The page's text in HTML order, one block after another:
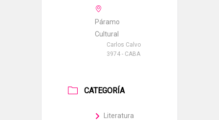
Páramo
Cultural
Carlos Calvo
3974 - CABA
CATEGORÍA
Literatura